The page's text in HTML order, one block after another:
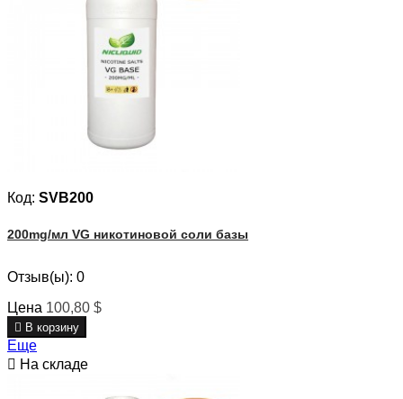
Код: SVB200
200mg/мл VG никотиновой соли базы
Отзыв(ы): 0
Цена 100,80 $
 В корзину
Еще
 На складе